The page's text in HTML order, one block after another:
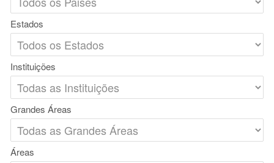
Estados
Instituições
Grandes Áreas
Áreas